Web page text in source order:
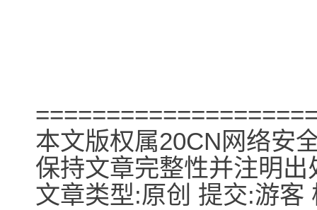
本文版权属20CN网络安
保持文章完整性并注明出
文章类型:原创 提交:游客